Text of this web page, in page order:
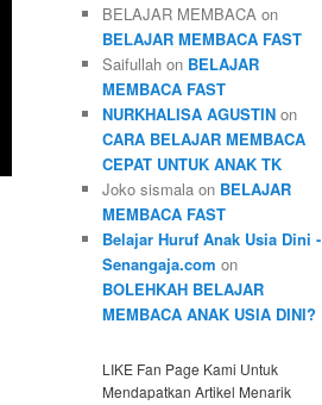
BELAJAR MEMBACA on
BELAJAR MEMBACA FAST
Saifullah on BELAJAR
MEMBACA FAST
NURKHALISA AGUSTIN on
CARA BELAJAR MEMBACA
CEPAT UNTUK ANAK TK
Joko sismala on BELAJAR
MEMBACA FAST
Belajar Huruf Anak Usia Dini -
Senangaja.com on
BOLEHKAH BELAJAR
MEMBACA ANAK USIA DINI?
LIKE Fan Page Kami Untuk
Mendapatkan Artikel Menarik